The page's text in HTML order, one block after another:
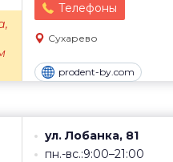
Телефоны
Сухарево
prodent-by.com
ул. Лобанка, 81
пн.-вс.:9:00–21:00